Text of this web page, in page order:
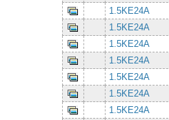
1.5KE24A
1.5KE24A
1.5KE24A
1.5KE24A
1.5KE24A
1.5KE24A
1.5KE24A